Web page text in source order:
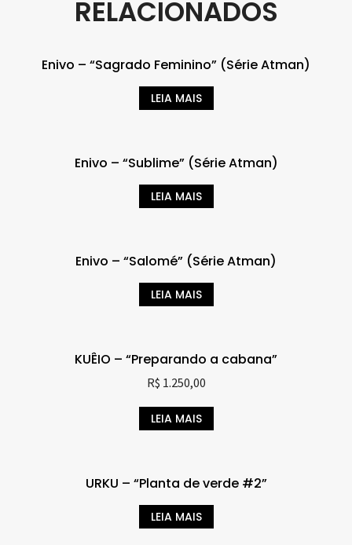
RELACIONADOS
Enivo – “Sagrado Feminino” (Série Atman)
LEIA MAIS
Enivo – “Sublime” (Série Atman)
LEIA MAIS
Enivo – “Salomé” (Série Atman)
LEIA MAIS
KUÊIO – “Preparando a cabana”
R$ 1.250,00
LEIA MAIS
URKU – “Planta de verde #2”
LEIA MAIS